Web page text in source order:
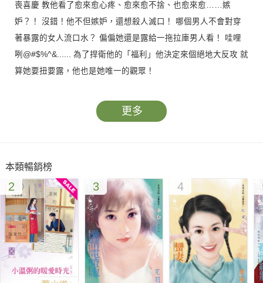
喪喜慶 教他看了愈來愈心疼、愈來愈不捨、也愈來愈……嫉
妒？！ 沒錯！他不但嫉妒，還想殺人滅口！ 哪個男人不會對穿
著暴露的女人流口水？ 偏偏她還是露給一拖拉庫男人看！ 哇哩
咧@#$%^&...... 為了捍衛他的「福利」他決定來個絕地大反攻 就
算她要扭要露，他也是她唯一的觀眾！
更多
本類暢銷榜
2 3 4